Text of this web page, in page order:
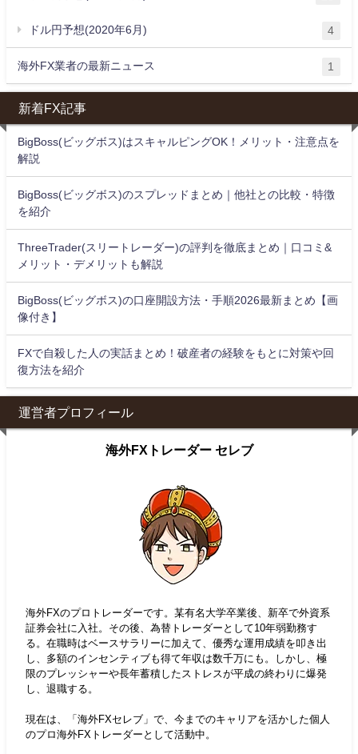
ドル円予想(2020年6月) 4
海外FX業者の最新ニュース 1
新着FX記事
BigBoss(ビッグボス)はスキャルピングOK！メリット・注意点を
解説
BigBoss(ビッグボス)のスプレッドまとめ｜他社との比較・特徴
を紹介
ThreeTrader(スリートレーダー)の評判を徹底まとめ｜口コミ&
メリット・デメリットも解説
BigBoss(ビッグボス)の口座開設方法・手順2026最新まとめ【画
像付き】
FXで自殺した人の実話まとめ！破産者の経験をもとに対策や回
復方法を紹介
運営者プロフィール
海外FXトレーダー セレブ
海外FXのプロトレーダーです。某有名大学卒業後、新卒で外資系
証券会社に入社。その後、為替トレーダーとして10年弱勤務す
る。在職時はベースサラリーに加えて、優秀な運用成績を叩き出
し、多額のインセンティブも得て年収は数千万にも。しかし、極
限のプレッシャーや長年蓄積したストレスが平成の終わりに爆発
し、退職する。
現在は、「海外FXセレブ」で、今までのキャリアを活かした個人
のプロ海外FXトレーダーとして活動中。